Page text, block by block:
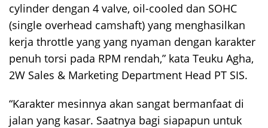
cylinder dengan 4 valve, oil-cooled dan SOHC
(single overhead camshaft) yang menghasilkan
kerja throttle yang yang nyaman dengan karakter
penuh torsi pada RPM rendah,” kata Teuku Agha,
2W Sales & Marketing Department Head PT SIS.
“Karakter mesinnya akan sangat bermanfaat di
jalan yang kasar. Saatnya bagi siapapun untuk